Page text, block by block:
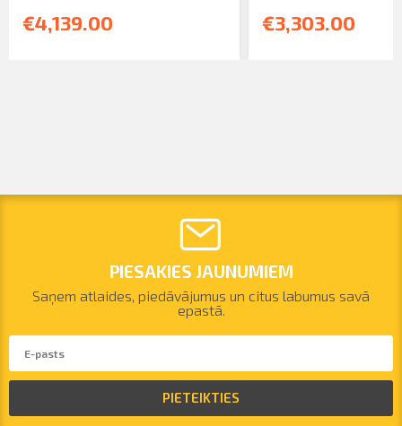
€4,139.00 €3,303.00
PIESAKIES JAUNUMIEM
Saņem atlaides, piedāvājumus un citus labumus savā
epastā.
PIETEIKTIES